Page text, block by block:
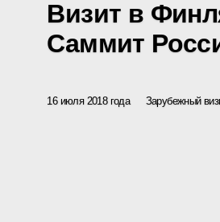
Визит в
Саммит
16 июля 2018 года Зарубежный